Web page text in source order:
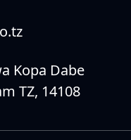
Kopa Dabe
TZ, 14108